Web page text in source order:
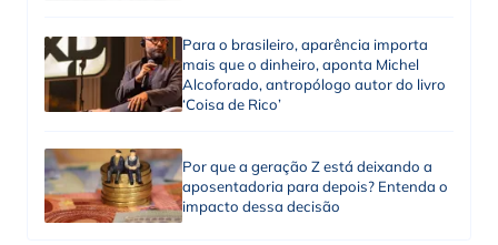
Para o brasileiro, aparência importa
mais que o dinheiro, aponta Michel
Alcoforado, antropólogo autor do livro
‘Coisa de Rico’
Por que a geração Z está deixando a
aposentadoria para depois? Entenda o
impacto dessa decisão